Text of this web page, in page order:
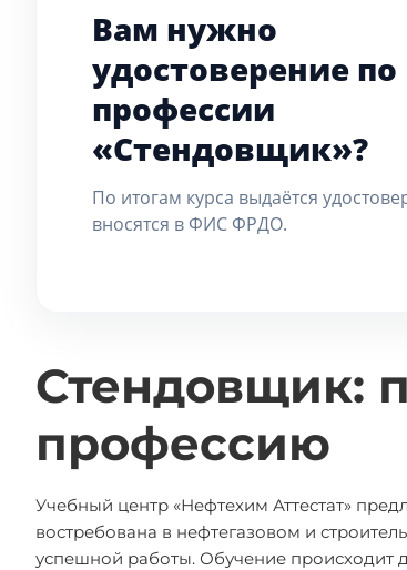
Вам нужно
удостоверение по
профессии
«Стендовщик»?
По итогам курса выдаётся
вносятся в ФИС ФРДО.
Стендовщик:
профессию
Учебный центр «Нефтехим Аттестат»
востребована в нефтегазовом и
успешной работы. Обучение происходит